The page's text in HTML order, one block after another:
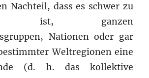
Nachteil, dass es schwer zu
ist, ganzen
Nationen oder gar
Weltregionen eine
(d. h. das kollektive